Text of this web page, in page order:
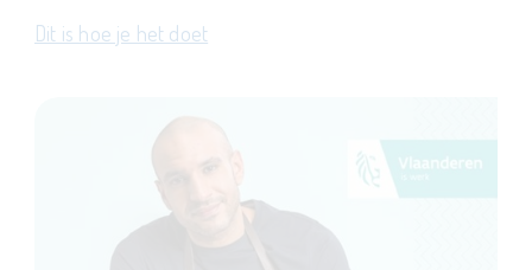
Dit is hoe je het doet